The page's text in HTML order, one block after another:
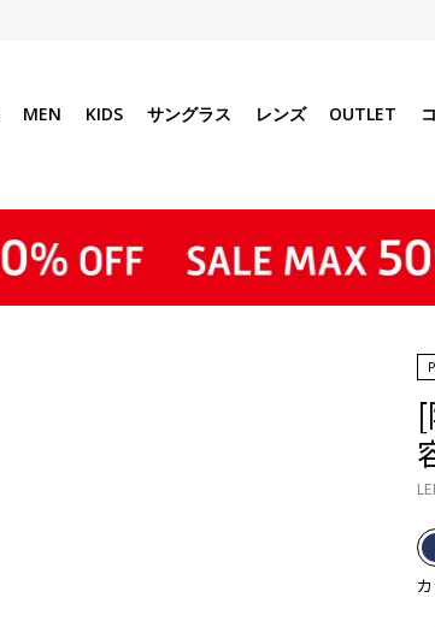
MEN KIDS サングラス レンズ OUTLET